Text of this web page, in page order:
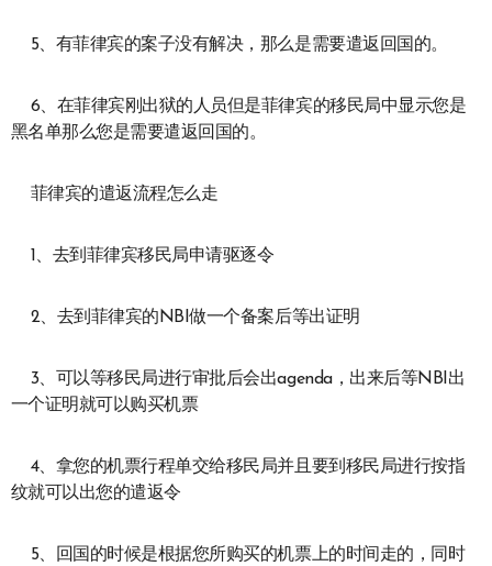
5、有菲律宾的案子没有解决，那么是需要遣返回国的。
6、在菲律宾刚出狱的人员但是菲律宾的移民局中显示您是
黑名单那么您是需要遣返回国的。
菲律宾的遣返流程怎么走
1、去到菲律宾移民局申请驱逐令
2、去到菲律宾的NBI做一个备案后等出证明
3、可以等移民局进行审批后会出agenda，出来后等NBI出
一个证明就可以购买机票
4、拿您的机票行程单交给移民局并且要到移民局进行按指
纹就可以出您的遣返令
5、回国的时候是根据您所购买的机票上的时间走的，同时